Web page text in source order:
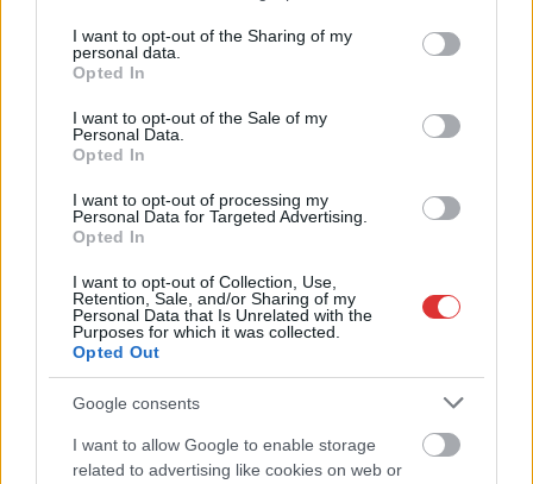
not limited to your visit or usage behaviour. You may click to
grant or deny consent to Google and its third-party tags to
use your data for below specified purposes in below Google
consent section.
I want to opt-out of the Sharing of my
personal data.
Opted In
I want to opt-out of the Sale of my
Personal Data.
Opted In
I want to opt-out of processing my
Personal Data for Targeted Advertising.
Opted In
I want to opt-out of Collection, Use,
Retention, Sale, and/or Sharing of my
Personal Data that Is Unrelated with the
Purposes for which it was collected.
Opted Out
Google consents
I want to allow Google to enable storage
related to advertising like cookies on web or
2026.08.06. Fazekas Adrián
JÉGER további üzemeltetését
Ahogy korábban már írtunk róla, megyei szinten
Agrárminisztérium és a Nemzeti...
JNSZ megyei hírek